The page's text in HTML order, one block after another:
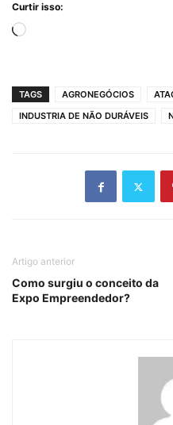
Curtir isso:
Carregando...
TAGS AGRONEGÓCIOS
INDUSTRIA DE NÃO DURÁVEIS
Artigo anterior
Como surgiu o conceito da
Expo Empreendedor?